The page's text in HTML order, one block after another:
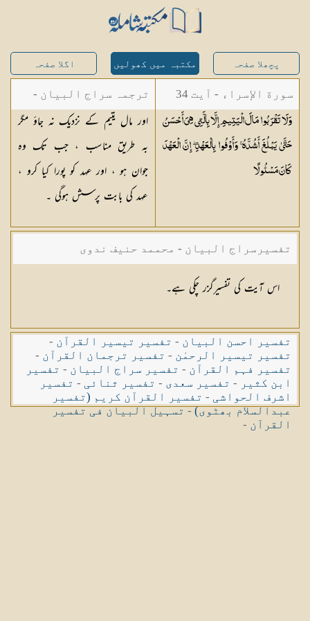
پچھلا صفحہ مکتبہ میں کھولیں اگلا صفحہ
سورة الإسراء - آیت 34
وَلَا تَقْرَبُوا مَالَ الْيَتِيمِ إِلَّا بِالَّتِي هِيَ أَحْسَنُ
حَتَّىٰ يَبْلُغَ أَشُدَّهُ ۚ وَأَوْفُوا بِالْعَهْدِ ۖ إِنَّ الْعَهْدَ
كَانَمَسْئُولًا
ترجمہ سراج البیان -
مستفاد از ترجمتین
شاہ عبدالقادر دھلوی/
شاہ رفیع الدین دھلوی
اور مال یتیم کے نزدیک نہ جاؤ مگر
بہ طریق مناسب ، جب تک وہ
جوان ہو ، اور عہد کو پورا کیا کرو ،
عہد کی بابت پرسش ہوگی ۔
تفسیرسراج البیان - محممد حنیف ندوی
اس آیت کی تفسیرگزر چکی ہے۔
تفسیر احسن البیان - تفسیر تیسیر القرآن -
تفسیر تیسیر الرحمٰن - تفسیر ترجمان القرآن -
تفسیر فہم القرآن - تفسیر سراج البیان - تفسیر
ابن کثیر - تفسیر سعدی - تفسیر ثنائی - تفسیر
اشرف الحواشی - تفسیر القرآن کریم (تفسیر
عبدالسلام بھٹوی)-تسہیل البیان فی تفسیر
القرآن -